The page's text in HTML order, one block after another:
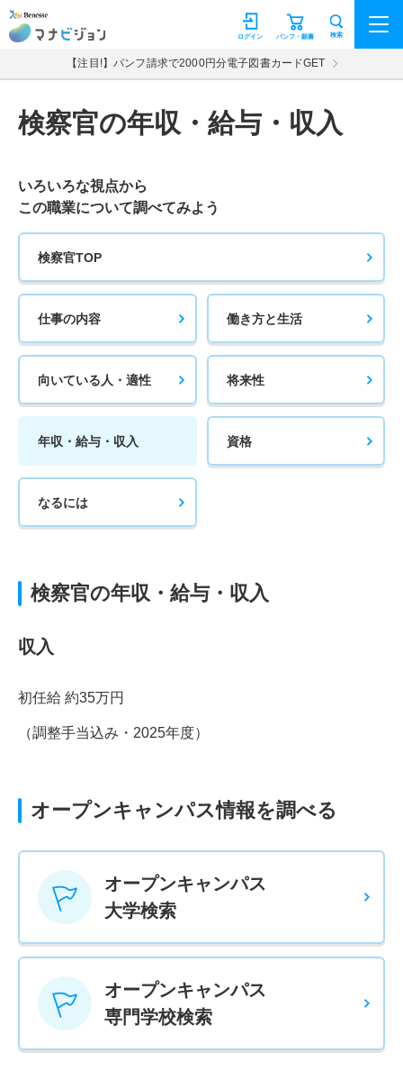
マナビジョン パンフ・願書
ログイン 検索
【注目!】パンフ請求で2000円分電子図書カードGET
検察官の年収・給与・収入
いろいろな視点から
この職業について調べてみよう
検察官TOP
仕事の内容 働き方と生活
向いている人・適性 将来性
年収・給与・収入 資格
なるには
検察官の年収・給与・収入
収入
初任給 約35万円
（調整手当込み・2025年度）
オープンキャンパス情報を調べる
オープンキャンパス
大学検索
オープンキャンパス
専門学校検索